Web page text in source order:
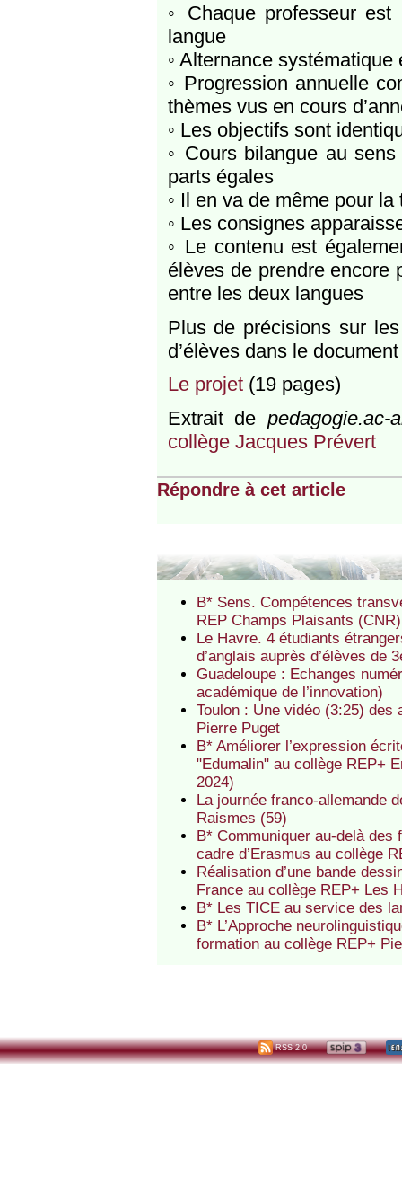
◦ Chaque professeur est
langue
◦ Alternance
◦ Progression annuelle
thèmes vus en cours
◦ Les objectifs sont
◦ Cours bilangue au
parts égales
◦ Il en va de même pour la
◦ Les consignes
◦ Le contenu est
élèves de prendre encore
entre les deux langues
Plus de précisions sur
d’élèves dans le
Le projet(19 pages)
Extrait de pedagogie.ac-
collège Jacques Prévert
Répondre à cet article
B* Sens. Compétences
REP Champs Plaisants (CNR)
Le Havre. 4 étudiants
d’anglais auprès d’élèves de
Guadeloupe : Echanges
académique de l’innovation)
Toulon : Une vidéo (3:25)
Pierre Puget
B* Améliorer l’expression
"Edumalin" au collège REP+
2024)
La journée franco-allemande
Raismes (59)
B* Communiquer au-delà
cadre d’Erasmus au collège
Réalisation d’une bande
France au collège REP+ Les
B* Les TICE au service des
B* L’Approche
formation au collège REP+
RSS 2.0